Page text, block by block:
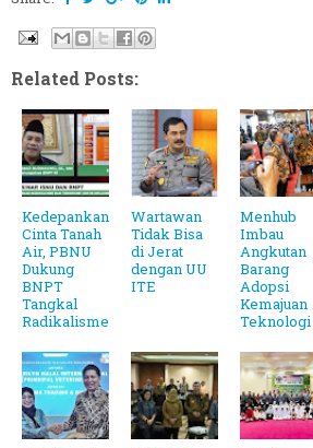
Related Posts:
Kedepankan
Cinta Tanah
Air, PBNU
Dukung
BNPT
Tangkal
Radikalisme
Wartawan
Tidak Bisa
di Jerat
dengan UU
ITE
Menhub
Imbau
Angkutan
Barang
Adopsi
Kemajuan
Teknologi